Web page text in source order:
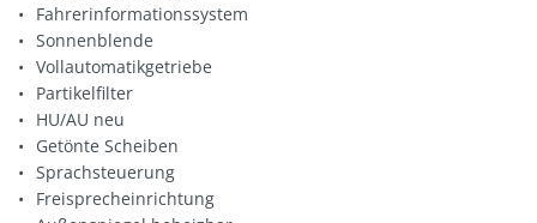
Fahrerinformationssystem
Sonnenblende
Vollautomatikgetriebe
Partikelfilter
HU/AU neu
Getönte Scheiben
Sprachsteuerung
Freisprecheinrichtung